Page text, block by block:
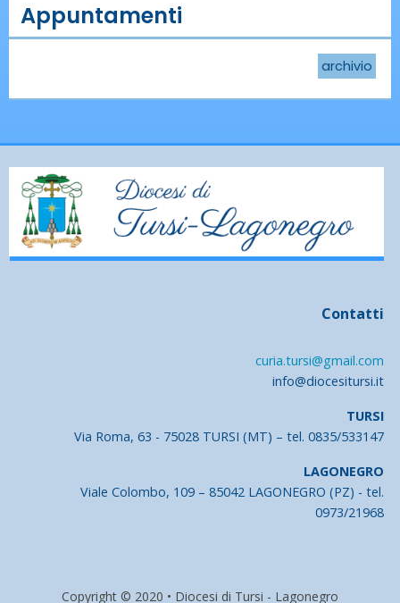
Appuntamenti
archivio
Contatti
curia.tursi@gmail.com
info@diocesitursi.it
TURSI
Via Roma, 63 - 75028 TURSI (MT) – tel. 0835/533147
LAGONEGRO
Viale Colombo, 109 – 85042 LAGONEGRO (PZ) - tel.
0973/21968
Copyright © 2020 • Diocesi di Tursi - Lagonegro